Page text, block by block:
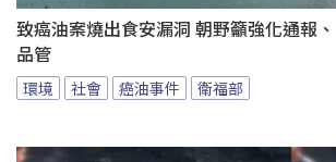
致癌油案燒出食安漏洞 朝野籲強化通報、
品管
環境 社會 癌油事件 衛福部